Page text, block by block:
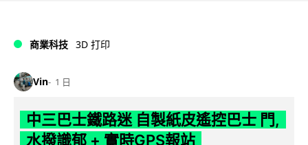
商業科技 3D 打印
Vin 1 日
中三巴士鐵路迷 自製紙皮遙控巴士 門,
水撥識郁 + 實時GPS報站